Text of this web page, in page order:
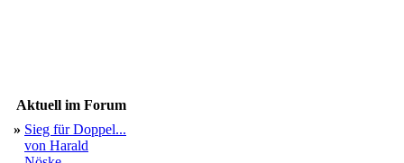
Aktuell im Forum
» Sieg für Doppel...
von Harald